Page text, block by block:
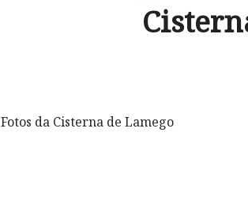
Fotos da Cisterna de Lamego